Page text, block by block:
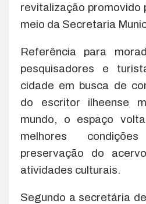
revitalização promovido
meio da Secretaria
Referência para
pesquisadores e
cidade em busca de
do escritor ilheense
mundo, o espaço
melhores
preservação do
atividades culturais.
Segundo a secretária